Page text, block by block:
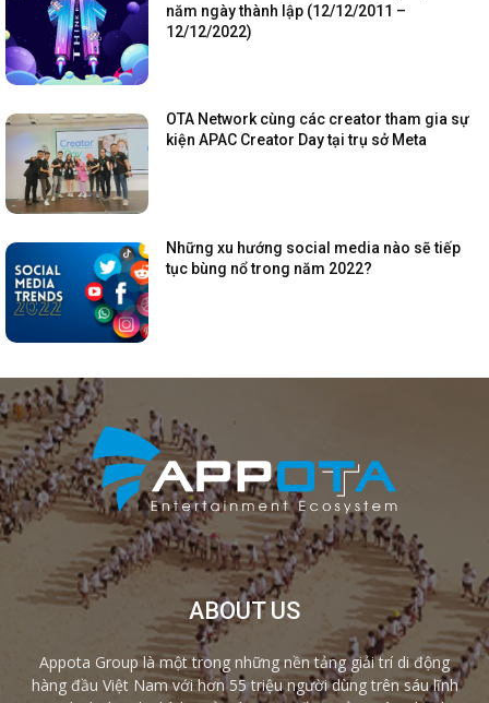
năm ngày thành lập (12/12/2011 –
12/12/2022)
OTA Network cùng các creator tham gia sự
kiện APAC Creator Day tại trụ sở Meta
Những xu hướng social media nào sẽ tiếp
tục bùng nổ trong năm 2022?
ABOUT US
Appota Group là một trong những nền tảng giải trí di động
hàng đầu Việt Nam với hơn 55 triệu người dùng trên sáu lĩnh